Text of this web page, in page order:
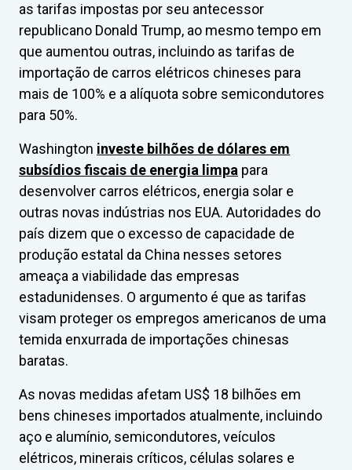
as tarifas impostas por seu antecessor
republicano Donald Trump, ao mesmo tempo em
que aumentou outras, incluindo as tarifas de
importação de carros elétricos chineses para
mais de 100% e a alíquota sobre semicondutores
para 50%.
Washington investe bilhões de dólares em
subsídios fiscais de energia limpa para
desenvolver carros elétricos, energia solar e
outras novas indústrias nos EUA. Autoridades do
país dizem que o excesso de capacidade de
produção estatal da China nesses setores
ameaça a viabilidade das empresas
estadunidenses. O argumento é que as tarifas
visam proteger os empregos americanos de uma
temida enxurrada de importações chinesas
baratas.
As novas medidas afetam US$ 18 bilhões em
bens chineses importados atualmente, incluindo
aço e alumínio, semicondutores, veículos
elétricos, minerais críticos, células solares e